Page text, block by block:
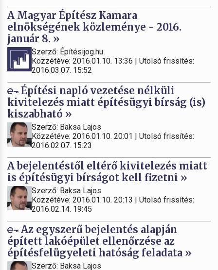
A Magyar Építész Kamara
elnökségének közleménye - 2016.
január 8. »
Szerző: Építésijog.hu
Közzétéve: 2016.01.10. 13:36 | Utolsó frissítés:
2016.03.07. 15:52
Építési napló vezetése nélküli
kivitelezés miatt építésügyi bírság (is)
kiszabható »
Szerző: Baksa Lajos
Közzétéve: 2016.01.10. 20:01 | Utolsó frissítés:
2016.02.07. 15:23
A bejelentéstől eltérő kivitelezés miatt
is építésügyi bírságot kell fizetni »
Szerző: Baksa Lajos
Közzétéve: 2016.01.10. 20:13 | Utolsó frissítés:
2016.02.14. 19:45
Az egyszerű bejelentés alapján
épített lakóépület ellenőrzése az
építésfelügyeleti hatóság feladata »
Szerző: Baksa Lajos